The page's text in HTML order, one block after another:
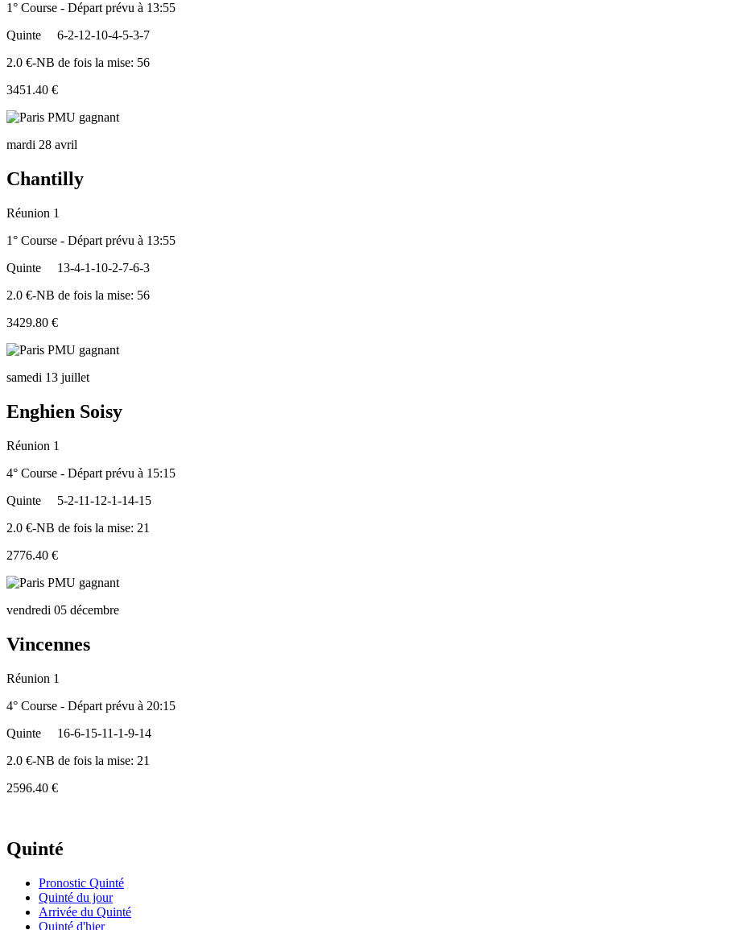
1° Course - Départ prévu à 13:55
Quinte
6-2-12-10-4-5-3-7
2.0 €-NB de fois la mise: 56
3451.40 €
mardi 28 avril
Chantilly
Réunion 1
1° Course - Départ prévu à 13:55
Quinte
13-4-1-10-2-7-6-3
2.0 €-NB de fois la mise: 56
3429.80 €
samedi 13 juillet
Enghien Soisy
Réunion 1
4° Course - Départ prévu à 15:15
Quinte
5-2-11-12-1-14-15
2.0 €-NB de fois la mise: 21
2776.40 €
vendredi 05 décembre
Vincennes
Réunion 1
4° Course - Départ prévu à 20:15
Quinte
16-6-15-11-1-9-14
2.0 €-NB de fois la mise: 21
2596.40 €
Quinté
Pronostic Quinté
Quinté du jour
Arrivée du Quinté
Quinté d'hier